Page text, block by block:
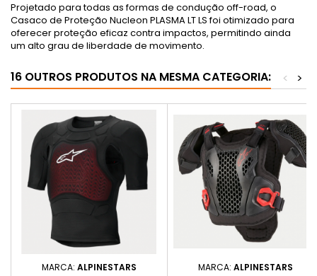
Projetado para todas as formas de condução off-road, o
Casaco de Proteção Nucleon PLASMA LT LS foi otimizado para
oferecer proteção eficaz contra impactos, permitindo ainda
um alto grau de liberdade de movimento.
16 OUTROS PRODUTOS NA MESMA CATEGORIA: >
<
MARCA: ALPINESTARS MARCA: ALPINESTARS